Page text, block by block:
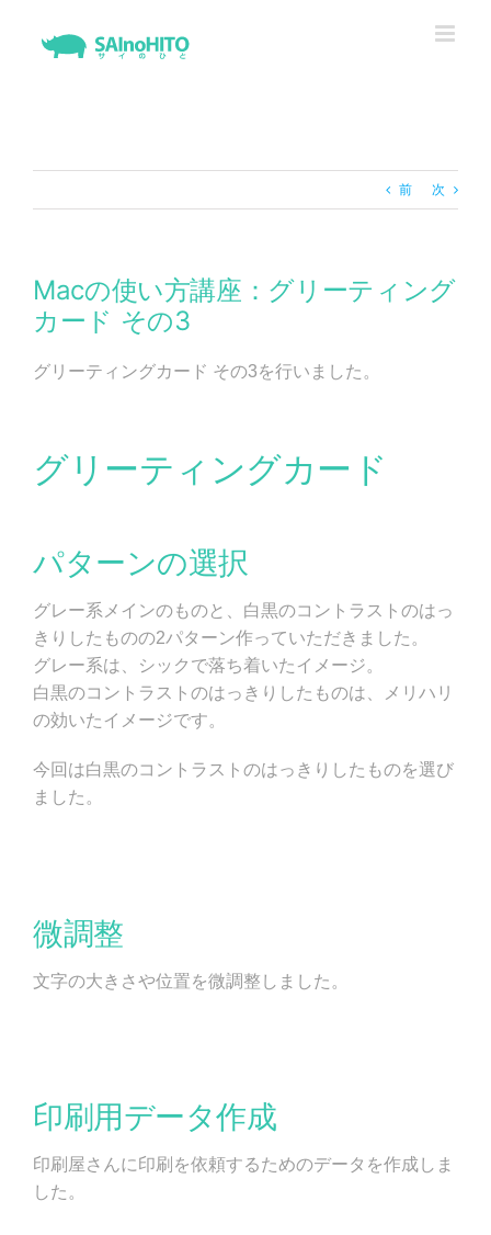
前 次
Macの使い方講座：グリーティング
カード その3
グリーティングカード その3を行いました。
グリーティングカード
パターンの選択
グレー系メインのものと、白黒のコントラストのはっ
きりしたものの2パターン作っていただきました。
グレー系は、シックで落ち着いたイメージ。
白黒のコントラストのはっきりしたものは、メリハリ
の効いたイメージです。
今回は白黒のコントラストのはっきりしたものを選び
ました。
微調整
文字の大きさや位置を微調整しました。
印刷用データ作成
印刷屋さんに印刷を依頼するためのデータを作成しま
した。